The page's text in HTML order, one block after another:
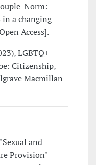
Norm:
a changing
Access].
LGBTQ+
Citizenship,
Macmillan
and
Provision"